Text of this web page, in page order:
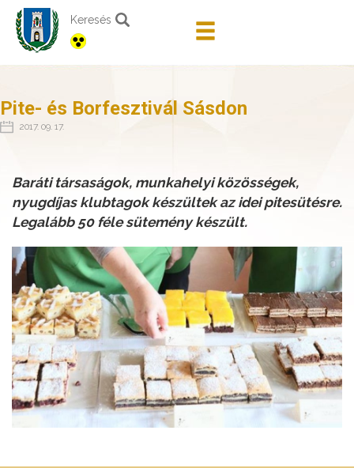
Keresés
Pite- és Borfesztivál Sásdon
2017. 09. 17.
Baráti társaságok, munkahelyi közösségek,
nyugdíjas klubtagok készültek az idei pitesütésre.
Legalább 50 féle sütemény készült.